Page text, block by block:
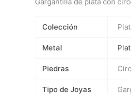
Gargantilla de plata con
Colección
Metal
Piedras
Tipo de Joyas